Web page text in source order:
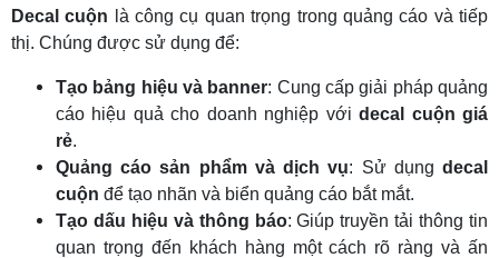
Decal cuộn là công cụ quan trọng trong quảng cáo và tiếp
thị. Chúng được sử dụng để:
Tạo bảng hiệu và banner: Cung cấp giải pháp quảng
cáo hiệu quả cho doanh nghiệp vớidecal cuộn giá
rẻ.
Quảng cáo sản phẩm và dịch vụ: Sử dụngdecal
cuộn để tạo nhãn và biển quảng cáo bắt mắt.
Tạo dấu hiệu và thông báo: Giúp truyền tải thông tin
quan trọng đến khách hàng một cách rõ ràng và ấn